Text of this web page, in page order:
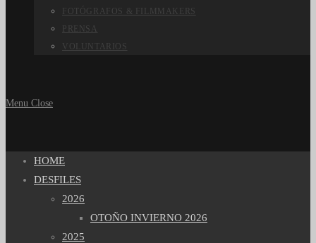
FOTÓGRAFOS & FILMMAKERS
PRENSA
VOLUNTARIOS
Menu Close
HOME
DESFILES
2026
OTOÑO INVIERNO 2026
2025